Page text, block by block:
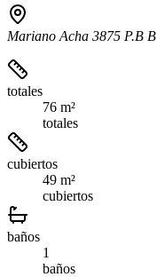
Mariano Acha 3875 P.B B
totales
76 m²
totales
cubiertos
49 m²
cubiertos
baños
1
baños